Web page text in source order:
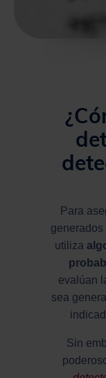
Para
generados
utiliza
evalúan
sea
Sin